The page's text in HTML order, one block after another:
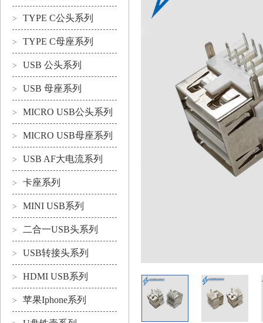
> TYPE C公头系列
> TYPE C母座系列
> USB 公头系列
> USB 母座系列
> MICRO USB公头系列
> MICRO USB母座系列
> USB AF大电流系列
> 卡座系列
> MINI USB系列
> 二合一USB头系列
> USB转接头系列
> HDMI USB系列
> 苹果Iphone系列